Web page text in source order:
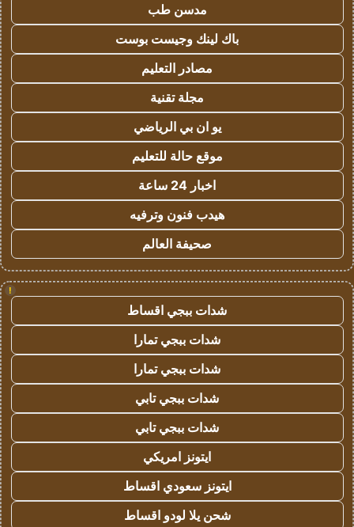
مدسن طب
باك لينك وجيست بوست
مصادر التعليم
مجلة تقنية
يو ان بي الرياضي
موقع حالة للتعليم
اخبار 24 ساعة
هيدب فنون وترفيه
صحيفة العالم
!
شدات ببجي اقساط
شدات ببجي تمارا
شدات ببجي تمارا
شدات ببجي تابي
شدات ببجي تابي
ايتونز امريكي
ايتونز سعودي اقساط
شحن يلا لودو اقساط